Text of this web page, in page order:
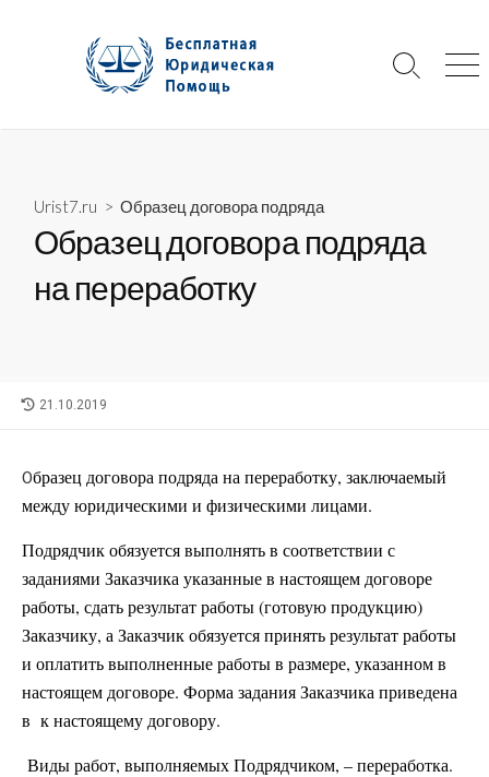
Search
Urist7.ru > Образец договора подряда
Образец договора подряда
на переработку
LAST
21.10.2019
Образец договора подряда на переработку, заключаемый
между юридическими и физическими лицами.
Подрядчик обязуется выполнять в соответствии с
заданиями Заказчика указанные в настоящем договоре
работы, сдать результат работы (готовую продукцию)
Заказчику, а Заказчик обязуется принять результат работы
и оплатить выполненные работы в размере, указанном в
настоящем договоре. Форма задания Заказчика приведена
в к настоящему договору.
Виды работ, выполняемых Подрядчиком, – переработка.